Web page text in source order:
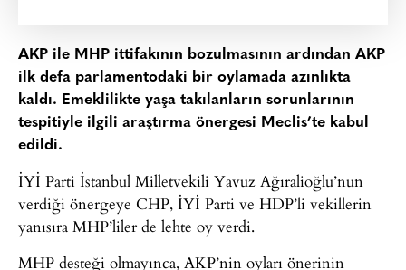
AKP ile MHP ittifakının bozulmasının ardından AKP
ilk defa parlamentodaki bir oylamada azınlıkta
kaldı. Emeklilikte yaşa takılanların sorunlarının
tespitiyle ilgili araştırma önergesi Meclis’te kabul
edildi.
İYİ Parti İstanbul Milletvekili Yavuz Ağıralioğlu’nun
verdiği önergeye CHP, İYİ Parti ve HDP’li vekillerin
yanısıra MHP’liler de lehte oy verdi.
MHP desteği olmayınca, AKP’nin oyları önerinin